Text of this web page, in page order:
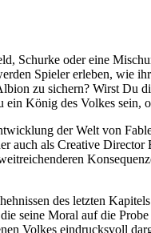
Schurke oder eine
Spieler erleben, wie
zu sichern? Wirst Du
König des Volkes sein,
der Welt von
auch als Creative
des letzten
seine Moral auf die
Volkes eindrucksvoll